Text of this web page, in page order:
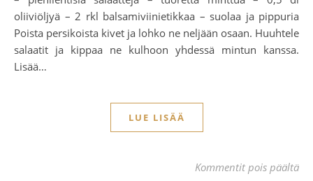
oliiviöljyä – 2 rkl balsamiviinietikkaa – suolaa ja pippuria
Poista persikoista kivet ja lohko ne neljään osaan. Huuhtele
salaatit ja kippaa ne kulhoon yhdessä mintun kanssa.
Lisää…
LUE LISÄÄ
Kommentit pois päältä